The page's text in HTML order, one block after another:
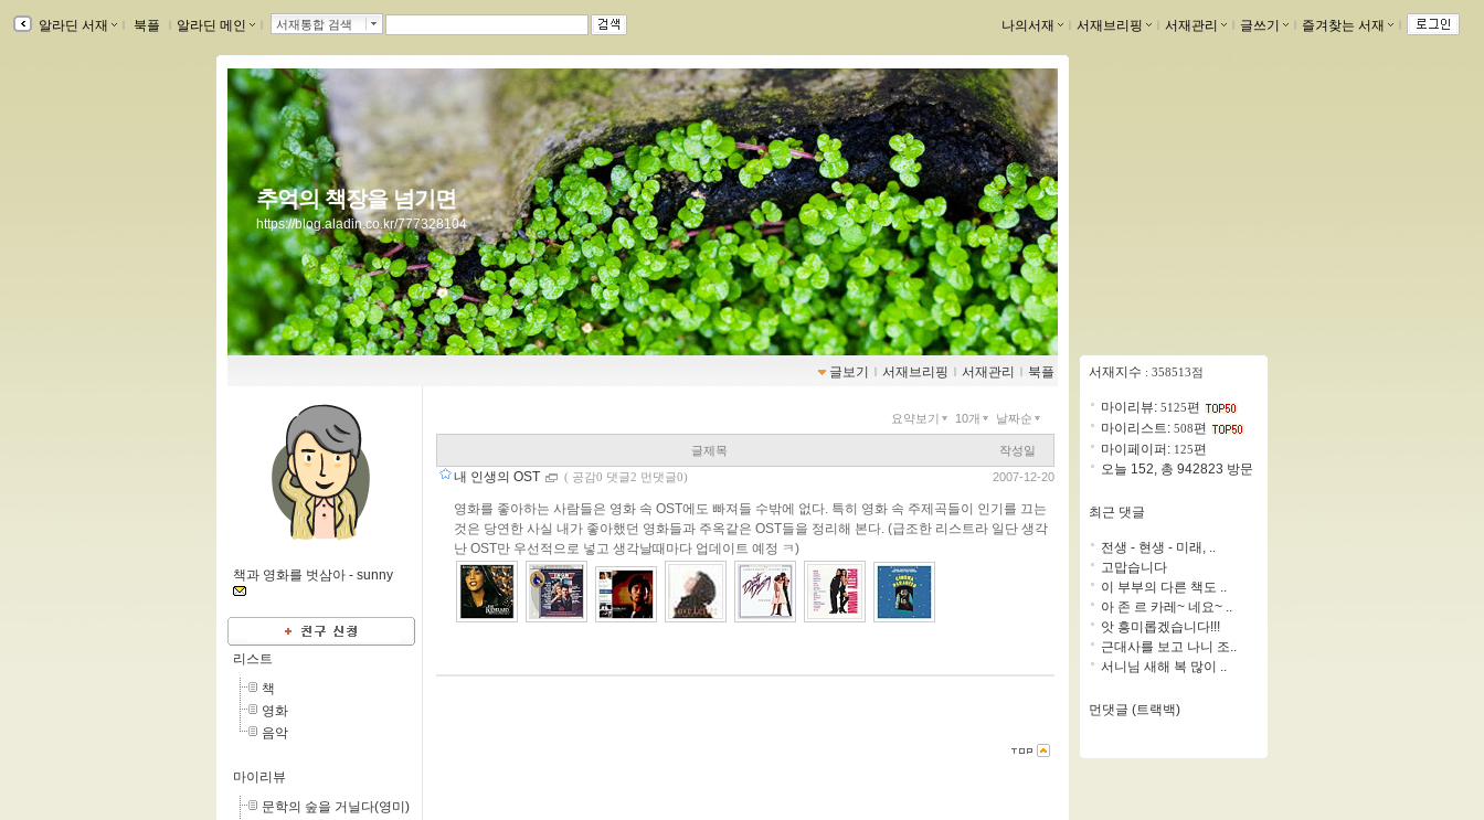
알라딘 서재 북플 알라딘 메인 서재통합 검색 나의서재 서재브리핑 서재관리 글쓰기 즐겨찾는 서재
추억의 책장을 넘기면
https://blog.aladin.co.kr/777328104
글보기 ｌ 서재브리핑 ｌ 서재관리 ｌ 북플
책과 영화를 벗삼아 - sunny
리스트
책
영화
음악
마이리뷰
문학의 숲을 거닐다(영미)
요약보기 10개 날짜순
글제목 작성일
내 인생의 OST ( 공감0 댓글2 먼댓글0) 2007-12-20
영화를 좋아하는 사람들은 영화 속 OST에도 빠져들 수밖에 없다. 특히 영화 속 주제곡들이 인기를 끄는
것은 당연한 사실 내가 좋아했던 영화들과 주옥같은 OST들을 정리해 본다. (급조한 리스트라 일단 생각
난 OST만 우선적으로 넣고 생각날때마다 업데이트 예정 ㅋ)
서재지수 : 358513점
마이리뷰: 5125편
마이리스트: 508편
마이페이퍼: 125편
오늘 152, 총 942823 방문
최근 댓글
전생 - 현생 - 미래, ..
고맙습니다
이 부부의 다른 책도 ..
아 존 르 카레~ 네요~ ..
앗 흥미롭겠습니다!!!
근대사를 보고 나니 조..
서니님 새해 복 많이 ..
먼댓글 (트랙백)